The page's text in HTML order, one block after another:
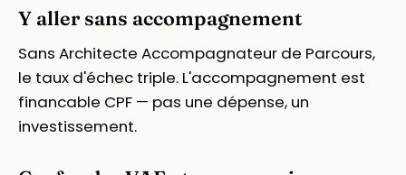
Y aller sans accompagnement
Sans Architecte Accompagnateur de Parcours,
le taux d'échec triple. L'accompagnement est
financable CPF — pas une dépense, un
investissement.